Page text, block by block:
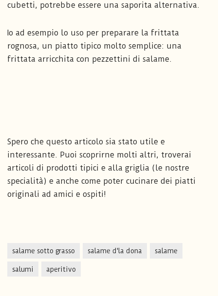
cubetti, potrebbe essere una saporita alternativa.
Io ad esempio lo uso per preparare la frittata
rognosa, un piatto tipico molto semplice: una
frittata arricchita con pezzettini di salame.
Spero che questo articolo sia stato utile e
interessante. Puoi scoprirne molti altri, troverai
articoli di prodotti tipici e alla griglia (le nostre
specialità) e anche come poter cucinare dei piatti
originali ad amici e ospiti!
salame sotto grasso salame d'la dona salame
salumi aperitivo